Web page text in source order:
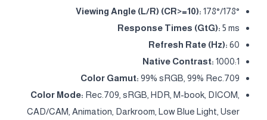
Viewing Angle (L/R) (CR>=10): 178°/178°
Response Times (GtG): 5 ms
Refresh Rate (Hz): 60
Native Contrast: 1000:1
Color Gamut: 99% sRGB, 99% Rec.709
Color Mode: Rec.709, sRGB, HDR, M-book, DICOM,
CAD/CAM, Animation, Darkroom, Low Blue Light, User